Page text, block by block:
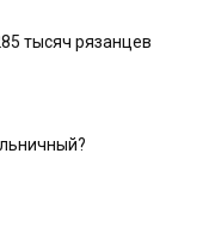
тысяч рязанцев